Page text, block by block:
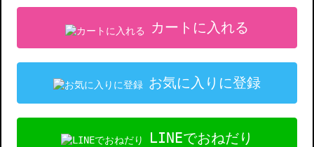
カートに入れる
お気に入りに登録
LINEでおねだり